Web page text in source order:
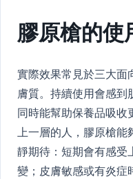
膠原槍的使
實際效果常見於三大面
膚質。持續使用會感到
同時能幫助保養品吸收
上一層的人，膠原槍能
靜期待：短期會有感受
變；皮膚敏感或有炎症